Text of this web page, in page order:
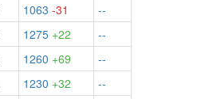
1063 -31
--
1275 +22
--
1260 +69
--
1230 +32
--